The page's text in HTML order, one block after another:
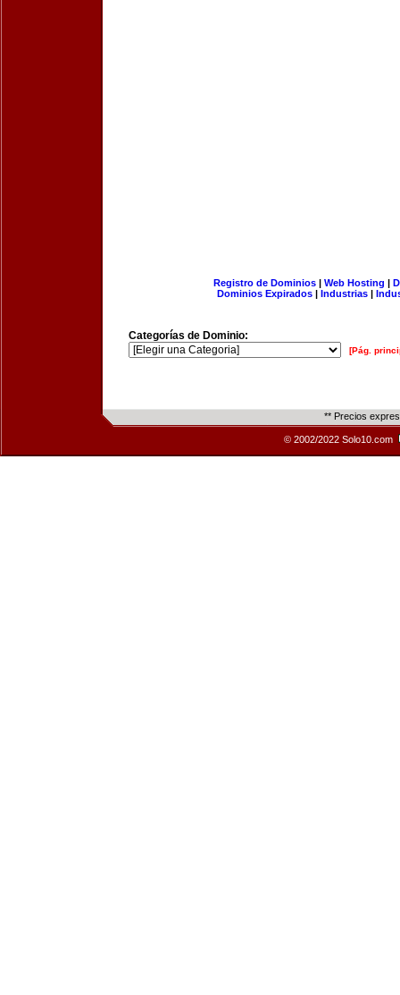
Registro de Dominios| Web Hosting |
Dominios Expirados | Industrias |
Categorías de Dominio:
[Pág.
** Precios
© 2002/2022 Solo10.com